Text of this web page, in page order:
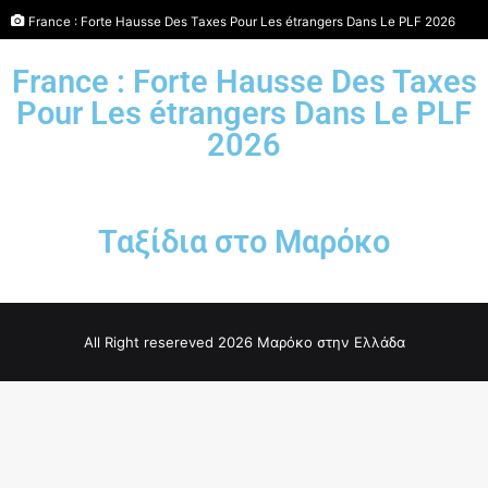
France : Forte Hausse Des Taxes Pour Les étrangers Dans Le PLF 2026
France : Forte Hausse Des Taxes
Pour Les étrangers Dans Le PLF
2026
Ταξίδια στο Μαρόκο
All Right resereved 2026 Μαρόκο στην Ελλάδα